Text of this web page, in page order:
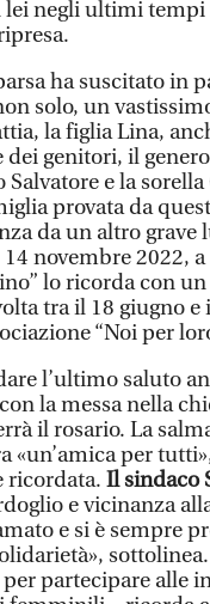
lei negli ultimi
ha suscitato in
solo, un
la figlia Lina,
genitori, il
e la sorella
provata da
da un altro
novembre 2022,
lo ricorda con
tra il 18 giugno
“Noi per
l’ultimo saluto
con la messa nella
il rosario. La
«un’amica per
ricordata. Il sindaco
e vicinanza
e si è sempre
partecipare alle